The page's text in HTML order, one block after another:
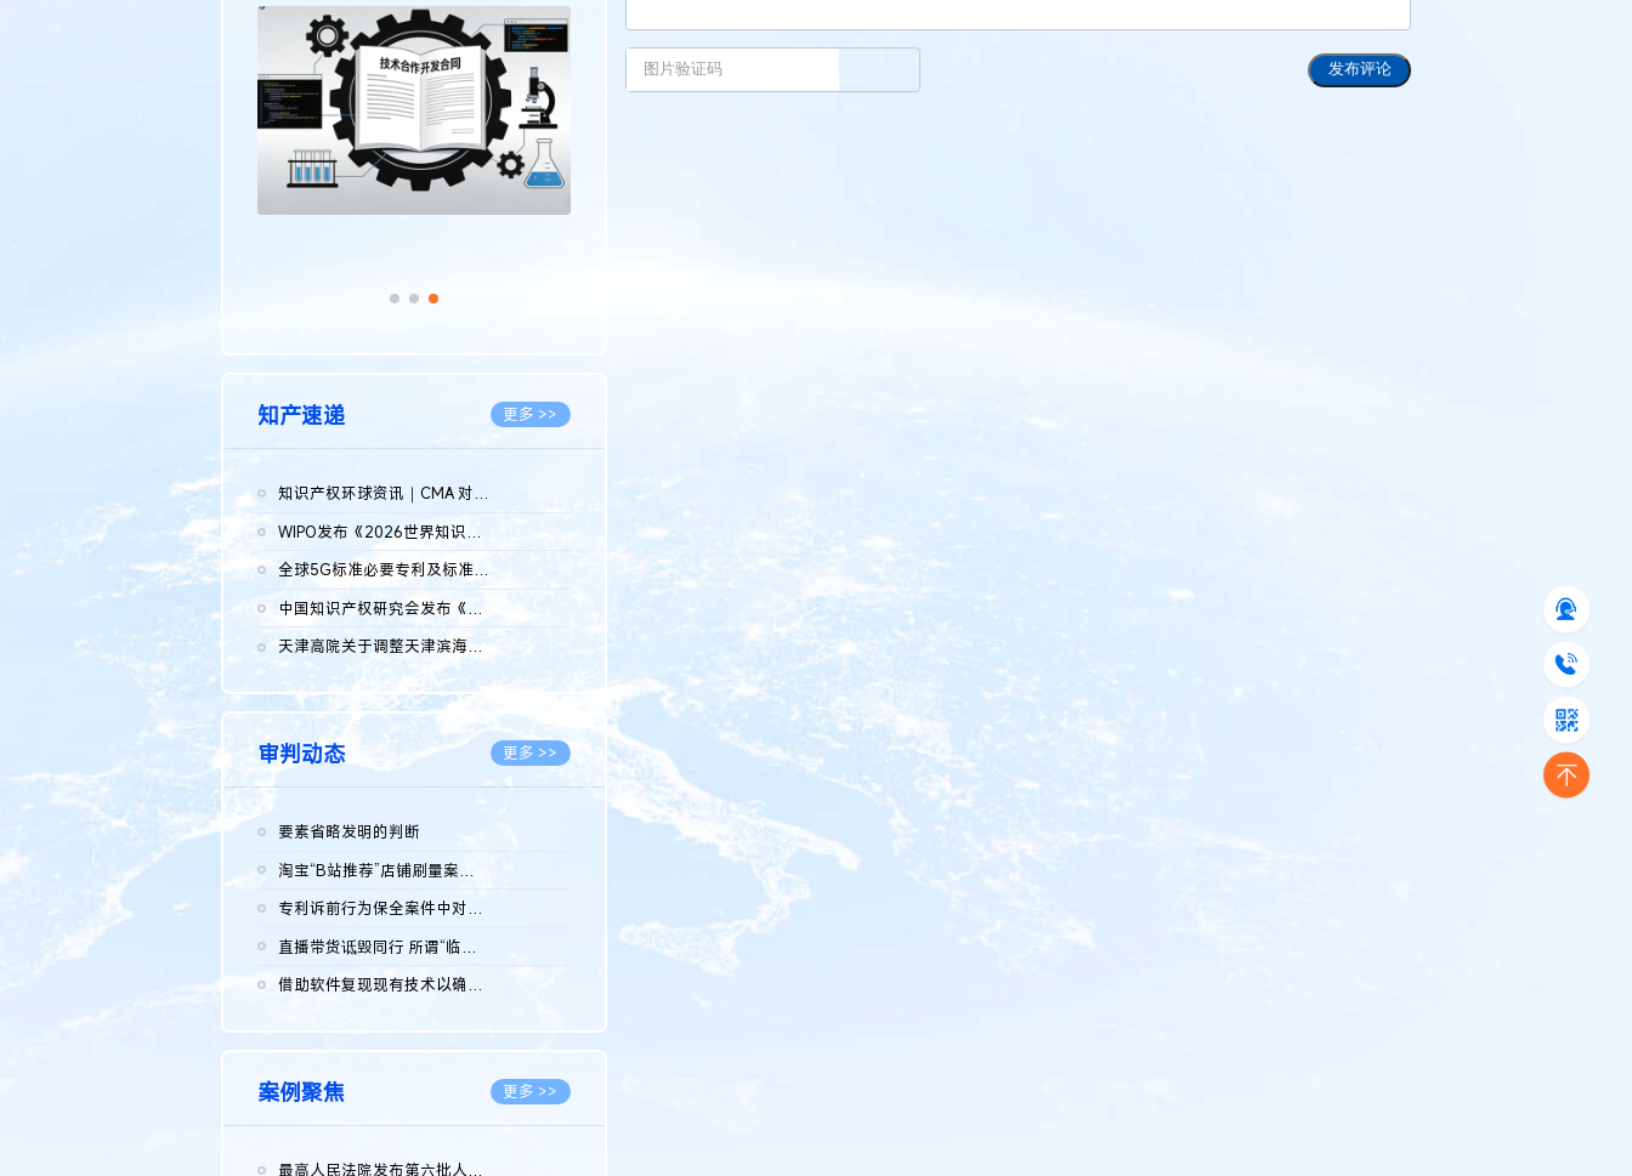
传统文化 更多 >>
知产速递 更多 >>
知识产权环球资讯｜CMA 对微软发起调查；批量搬运二手平台数据构...
WIPO发布《2026世界知识产权报告》 含报告全文
全球5G标准必要专利及标准提案研究报告（2026年）全文发布
中国知识产权研究会发布《2025年度中国企业海外知识产权纠纷调查...
2026.08.07
天津高院关于调整天津滨海高新技术产业开发区华苑科技园一审普通...
2026.08.07
审判动态 更多 >>
要素省略发明的判断
淘宝“B站推荐”店铺刷量案维持原判，两被告连带赔偿150万元
专利诉前行为保全案件中对仿制药申请人曾作出三类声明的考量及违...
直播带货诋毁同行 所谓“临场发挥”不免责
借助软件复现现有技术以确认相关参数特征是否被公开
案例聚焦 更多 >>
最高人民法院发布第六批人民法院种业知识产权司法保护典型案例 含...
发布评论